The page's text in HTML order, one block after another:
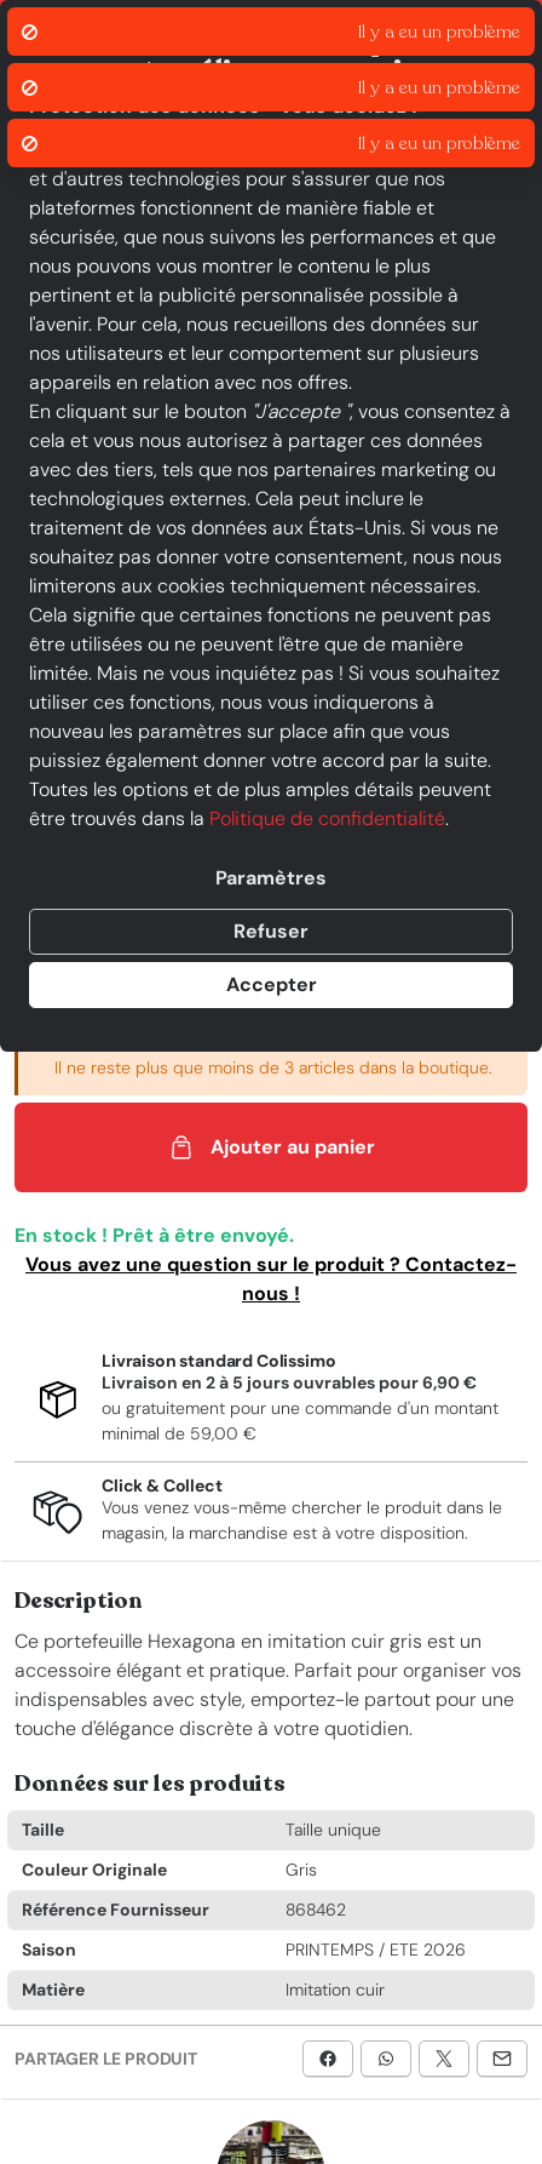
Nous utilisons des cookies pour
assurer et améliorer nos services.
Protection des données - vous décidez !
Le groupe iOU et nos partenaires utilisent des cookies
et d'autres technologies pour s'assurer que nos
plateformes fonctionnent de manière fiable et
sécurisée, que nous suivons les performances et que
nous pouvons vous montrer le contenu le plus
pertinent et la publicité personnalisée possible à
l'avenir. Pour cela, nous recueillons des données sur
nos utilisateurs et leur comportement sur plusieurs
appareils en relation avec nos offres.
En cliquant sur le bouton "J'accepte ", vous consentez à
cela et vous nous autorisez à partager ces données
avec des tiers, tels que nos partenaires marketing ou
technologiques externes. Cela peut inclure le
traitement de vos données aux États-Unis. Si vous ne
souhaitez pas donner votre consentement, nous nous
limiterons aux cookies techniquement nécessaires.
Cela signifie que certaines fonctions ne peuvent pas
être utilisées ou ne peuvent l'être que de manière
limitée. Mais ne vous inquiétez pas ! Si vous souhaitez
utiliser ces fonctions, nous vous indiquerons à
nouveau les paramètres sur place afin que vous
puissiez également donner votre accord par la suite.
Toutes les options et de plus amples détails peuvent
être trouvés dans la Politique de confidentialité.
Paramètres
Refuser
Accepter
Toutes les catégories Nouveautés Promotions
HEXAGONA - Portefeuille - 868462
- Gris
TVA incluse,frais d'expédition supplémentaires
Au lieu de :39,00 €−20%
Vendu par Chausty Vendenheim
3 offres d' autres commerçants
Il ne reste plus que moins de 3 articles dans la boutique.
Ajouter au panier
En stock ! Prêt à être envoyé.
Vous avez une question sur le produit ? Contactez-
nous !
Livraison standard Colissimo
Livraison en 2 à 5 jours ouvrables pour6,90 €
ou gratuitement pour une commande d'un montant
minimal de 59,00 €
Click & Collect
Vous venez vous-même chercher le produit dans le
magasin, la marchandise est à votre disposition.
-20 %
Description
Ce portefeuille Hexagona en imitation cuir gris est un
accessoire élégant et pratique. Parfait pour organiser vos
indispensables avec style, emportez-le partout pour une
touche d'élégance discrète à votre quotidien.
Données sur les produits
Taille
Taille unique
Couleur Originale
Gris
Référence Fournisseur
868462
Saison
PRINTEMPS / ETE 2026
Matière
Imitation cuir
PARTAGER LE PRODUIT
Il y a eu un problème
Il y a eu un problème
Il y a eu un problème